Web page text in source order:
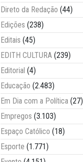
Direto da Redação (44)
Edições (238)
Editais (45)
EDITH CULTURA (239)
Editorial (4)
Educação (2.483)
Em Dia com a Política (27)
Empregos (3.103)
Espaço Católico (18)
Esporte (1.771)